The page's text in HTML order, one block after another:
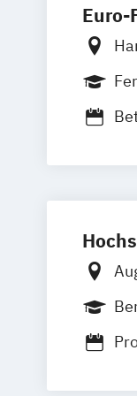
Euro-